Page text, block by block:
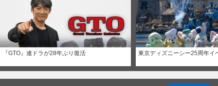
『GTO』連ドラが28年ぶり復活 東京ディズニーシー25周年イ